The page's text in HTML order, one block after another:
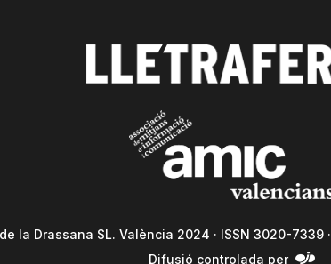
la Drassana SL. València 2024 · ISSN 3020-7339 ·
Difusió controlada per